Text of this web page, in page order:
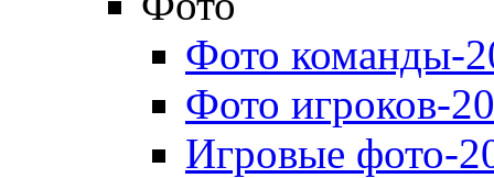
Фото команды-
Фото игроков-
Игровые фото-